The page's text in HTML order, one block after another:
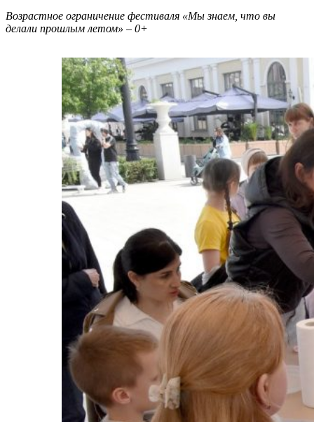
Возрастное ограничение фестиваля «Мы знаем, что вы
делали прошлым летом» – 0+